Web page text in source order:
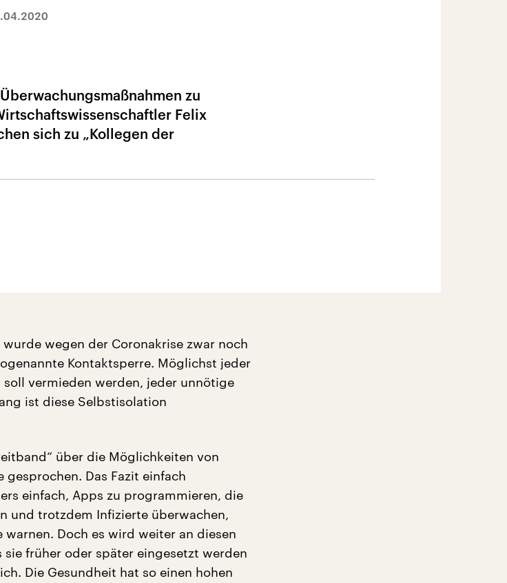
zu
Felix
sich zu „Kollegen der
wegen der Coronakrise zwar noch
Kontaktsperre. Möglichst jeder
vermieden werden, jeder unnötige
ist diese Selbstisolation
über die Möglichkeiten von
Das Fazit einfach
einfach, Apps zu programmieren, die
und trotzdem Infizierte überwachen,
warnen. Doch es wird weiter an diesen
früher oder später eingesetzt werden
Die Gesundheit hat so einen hohen